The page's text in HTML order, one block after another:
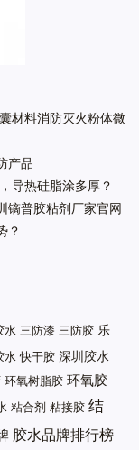
材料消防灭火粉体微
产品
导热硅脂涂多厚？
镝普胶粘剂厂家官网
？
水 三防漆 三防胶 乐
水 快干胶 深圳胶水
环氧树脂胶 环氧胶
粘合剂 粘接胶 结
胶水品牌排行榜